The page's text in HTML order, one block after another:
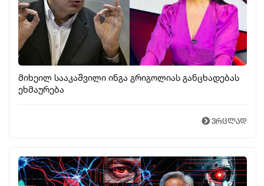
მიხეილ სააკაშვილი ინგა გრიგოლიას განცხადებას
ეხმაურება
ვრცლად